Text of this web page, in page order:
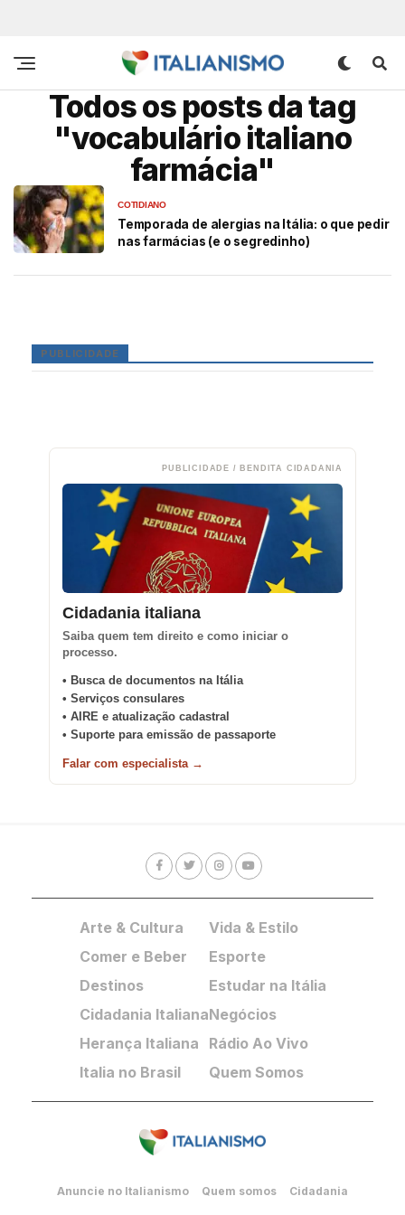
Todos os posts da tag
"vocabulário italiano
farmácia"
COTIDIANO
Temporada de alergias na Itália: o que pedir
nas farmácias (e o segredinho)
PUBLICIDADE
PUBLICIDADE / BENDITA CIDADANIA
Cidadania italiana
Saiba quem tem direito e como iniciar o
processo.
• Busca de documentos na Itália
• Serviços consulares
• AIRE e atualização cadastral
• Suporte para emissão de passaporte
Falar com especialista →
Arte & Cultura
Comer e Beber
Destinos
Cidadania Italiana
Herança Italiana
Italia no Brasil
Vida & Estilo
Esporte
Estudar na Itália
Negócios
Rádio Ao Vivo
Quem Somos
Anuncie no Italianismo Quem somos Cidadania